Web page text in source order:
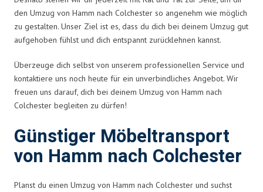
den Umzug von Hamm nach Colchester so angenehm wie möglich
zu gestalten. Unser Ziel ist es, dass du dich bei deinem Umzug gut
aufgehoben fühlst und dich entspannt zurücklehnen kannst.
Überzeuge dich selbst von unserem professionellen Service und
kontaktiere uns noch heute für ein unverbindliches Angebot. Wir
freuen uns darauf, dich bei deinem Umzug von Hamm nach
Colchester begleiten zu dürfen!
Günstiger Möbeltransport
von Hamm nach Colchester
Planst du einen Umzug von Hamm nach Colchester und suchst